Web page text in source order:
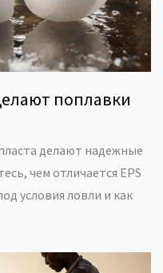
поплавки
делают надежные
чем отличается EPS
условия ловли и как